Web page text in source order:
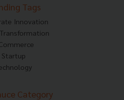
Tags
Innovation
Startup
Category